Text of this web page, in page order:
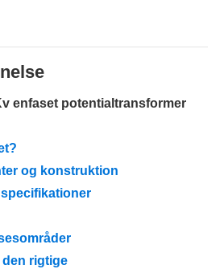
enfaset potentialtransformer
og konstruktion
rigtige